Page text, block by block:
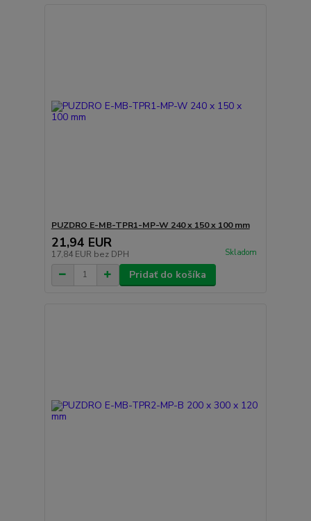
PUZDRO E-MB-TPR1-MP-W 240 x 150 x 100 mm
21,94 EUR
17,84 EUR bez DPH Skladom
Pridať do košíka